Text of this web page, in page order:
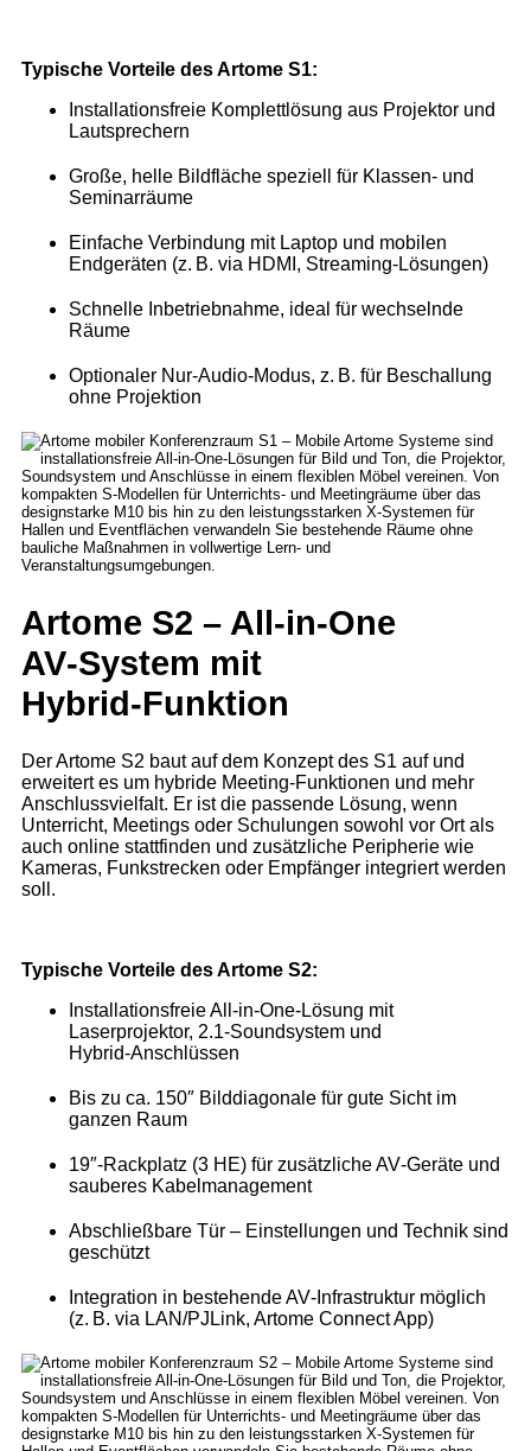
Typische Vorteile des Artome S1:
Installationsfreie Komplettlösung aus Projektor und
Lautsprechern
Große, helle Bildfläche speziell für Klassen- und
Seminarräume
Einfache Verbindung mit Laptop und mobilen
Endgeräten (z. B. via HDMI, Streaming‑Lösungen)
Schnelle Inbetriebnahme, ideal für wechselnde
Räume
Optionaler Nur‑Audio‑Modus, z. B. für Beschallung
ohne Projektion
Artome S2 – All‑in‑One
AV‑System mit
Hybrid‑Funktion
Der Artome S2 baut auf dem Konzept des S1 auf und
erweitert es um hybride Meeting‑Funktionen und mehr
Anschlussvielfalt. Er ist die passende Lösung, wenn
Unterricht, Meetings oder Schulungen sowohl vor Ort als
auch online stattfinden und zusätzliche Peripherie wie
Kameras, Funkstrecken oder Empfänger integriert werden
soll.
Typische Vorteile des Artome S2:
Installationsfreie All‑in‑One‑Lösung mit
Laserprojektor, 2.1‑Soundsystem und
Hybrid‑Anschlüssen
Bis zu ca. 150″ Bilddiagonale für gute Sicht im
ganzen Raum
19″‑Rackplatz (3 HE) für zusätzliche AV‑Geräte und
sauberes Kabelmanagement
Abschließbare Tür – Einstellungen und Technik sind
geschützt
Integration in bestehende AV‑Infrastruktur möglich
(z. B. via LAN/PJLink, Artome Connect App)